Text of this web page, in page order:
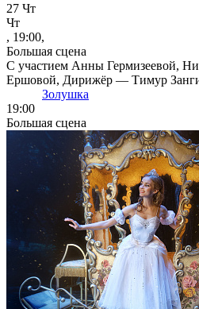
27 Чт
Чт
, 19:00,
Большая сцена
С участием Анны Гермизеевой,
Ершовой, Дирижёр — Тимур
Золушка
19:00
Большая сцена